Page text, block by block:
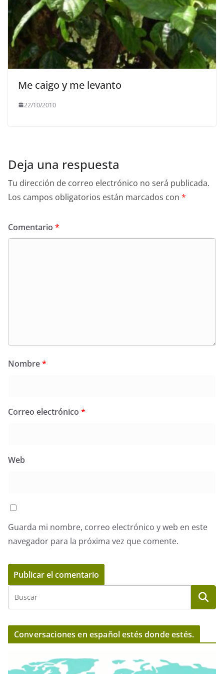
Me caigo y me levanto
22/10/2010
Deja una respuesta
Tu dirección de correo electrónico no será publicada.
Los campos obligatorios están marcados con *
Comentario *
Nombre*
Correo electrónico *
Web
Guarda mi nombre, correo electrónico y web en este
navegador para la próxima vez que comente.
Conversaciones en español estés donde estés.
e